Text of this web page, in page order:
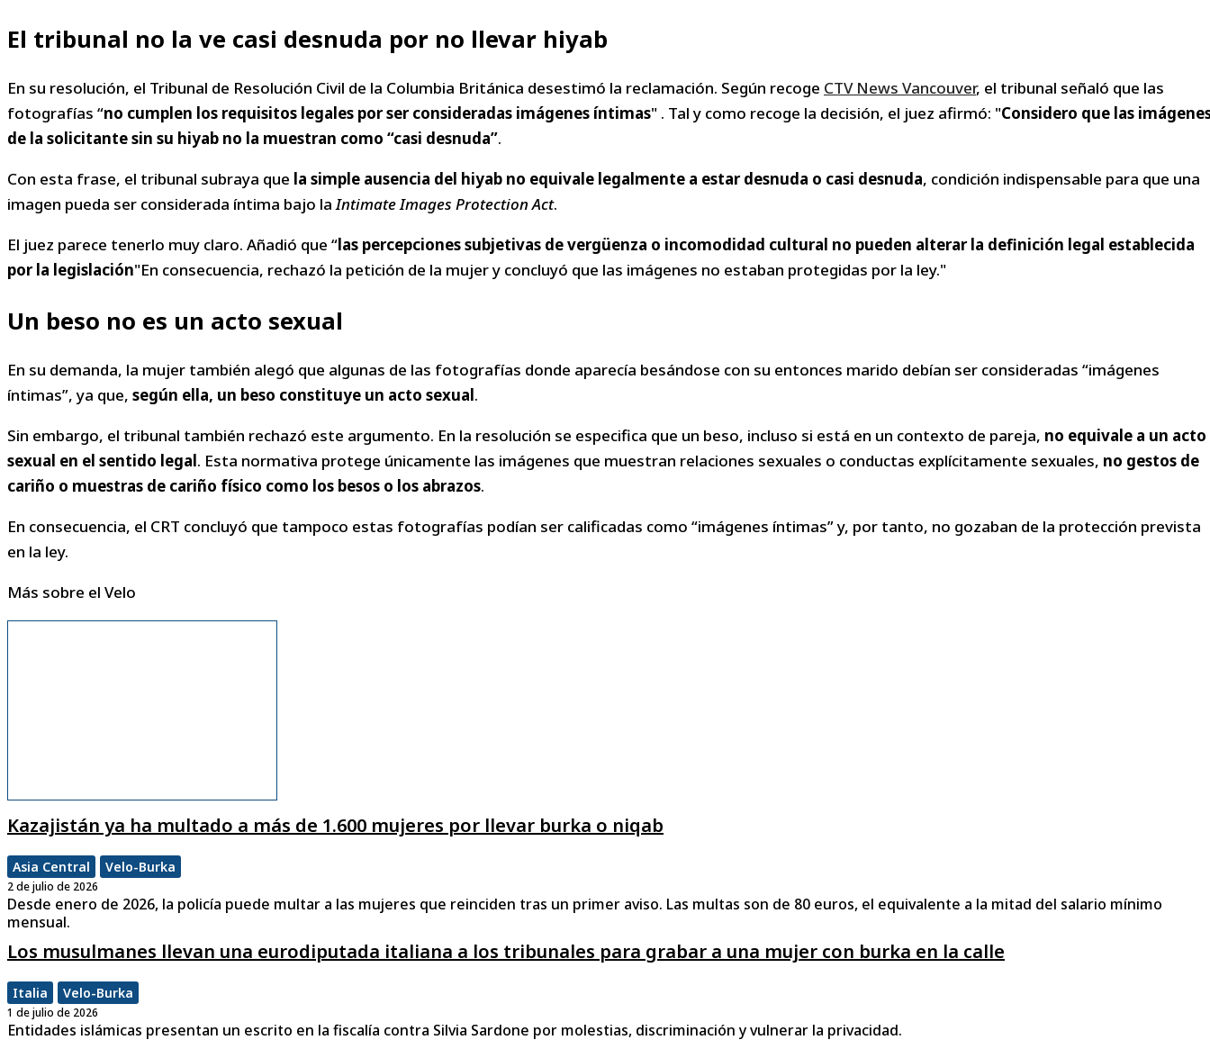
El tribunal no la ve casi desnuda por no llevar hiyab
En su resolución, el Tribunal de Resolución Civil de la Columbia Británica desestimó la reclamación. Según recoge CTV News Vancouver, el tribunal señaló que las
fotografías “no cumplen los requisitos legales por ser consideradas imágenes íntimas" . Tal y como recoge la decisión, el juez afirmó: "Considero que las
de la solicitante sin su hiyab no la muestran como “casi desnuda”.
Con esta frase, el tribunal subraya que la simple ausencia del hiyab no equivale legalmente a estar desnuda o casi desnuda, condición indispensable para que una
imagen pueda ser considerada íntima bajo laIntimate Images Protection Act.
El juez parece tenerlo muy claro. Añadió que “las percepciones subjetivas de vergüenza o incomodidad cultural no pueden alterar la definición legal establecida
por la legislación"En consecuencia, rechazó la petición de la mujer y concluyó que las imágenes no estaban protegidas por la ley."
Un beso no es un acto sexual
En su demanda, la mujer también alegó que algunas de las fotografías donde aparecía besándose con su entonces marido debían ser consideradas “imágenes
íntimas”, ya que, según ella, un beso constituye un acto sexual.
Sin embargo, el tribunal también rechazó este argumento. En la resolución se especifica que un beso, incluso si está en un contexto de pareja, no equivale a un acto
sexual en el sentido legal. Esta normativa protege únicamente las imágenes que muestran relaciones sexuales o conductas explícitamente sexuales, no gestos de
cariño o muestras de cariño físico como los besos o los abrazos.
En consecuencia, el CRT concluyó que tampoco estas fotografías podían ser calificadas como “imágenes íntimas” y, por tanto, no gozaban de la protección prevista
en la ley.
Más sobre el Velo
Kazajistán ya ha multado a más de 1.600 mujeres por llevar burka o niqab
Asia Central Velo-Burka
2 de julio de 2026
Desde enero de 2026, la policía puede multar a las mujeres que reinciden tras un primer aviso. Las multas son de 80 euros, el equivalente a la mitad del salario mínimo
mensual.
Los musulmanes llevan una eurodiputada italiana a los tribunales para grabar a una mujer con burka en la calle
Italia Velo-Burka
1 de julio de 2026
Entidades islámicas presentan un escrito en la fiscalía contra Silvia Sardone por molestias, discriminación y vulnerar la privacidad.